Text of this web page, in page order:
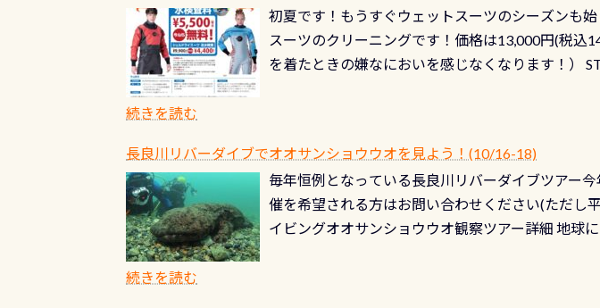
初夏です！もうすぐウェットスーツのシーズンも
スーツのクリーニングです！価格は13,000円(税込
を着たときの嫌なにおいを感じなくなります！）
ル(穴)がないか確認冬になり、使い始めてから水
ルブのオーバーホール排気バルブは、ドライスー
ーホールも非常に大切です BCDで言うと給気ボタ
過ぎて急浮上…なんて事がないようにしっかり点
続きを読む
長良川リバーダイブでオオサンショウウオを見よう！(10/16-18)
毎年恒例となっている長良川リバーダイブツアー
催を希望される方はお問い合わせください(ただし
イビングオオサンショウウオ観察ツアー詳細 地球
続きを読む